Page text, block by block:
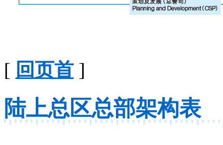
[ 回页首 ]
陆上总区总部架构表